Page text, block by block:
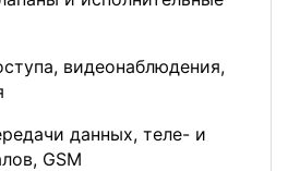
видеонаблюдения,
данных, теле- и
GSM